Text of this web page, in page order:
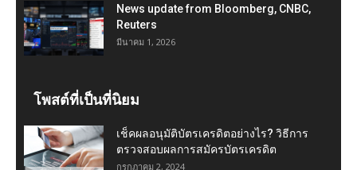
News update from Bloomberg, CNBC,
Reuters
มีนาคม 1, 2026
โพสต์ที่เป็นที่นิยม
เช็คผลอนุมัติบัตรเครดิตอย่างไร? วิธีการ
ตรวจสอบผลการสมัครบัตรเครดิต
กรกฎาคม 2, 2024